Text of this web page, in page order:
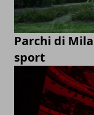
Parchi di
sport